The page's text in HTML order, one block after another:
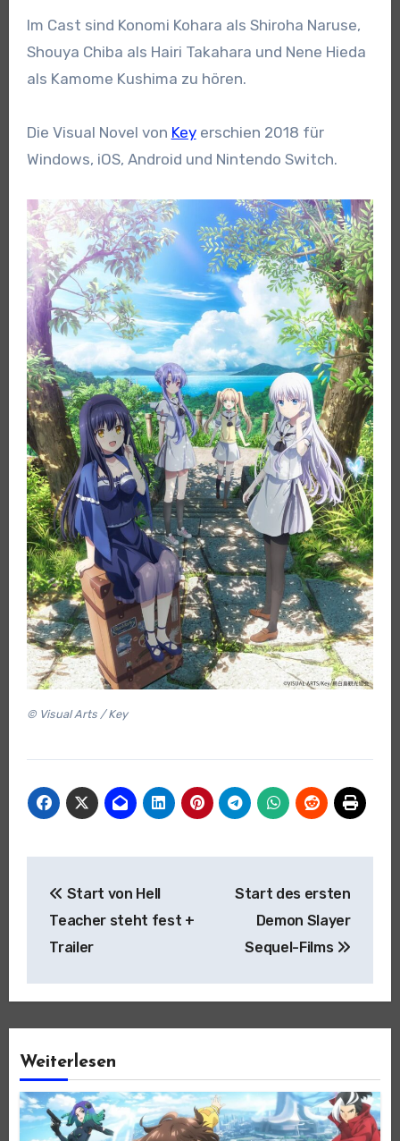
Im Cast sind Konomi Kohara als Shiroha Naruse,
Shouya Chiba als Hairi Takahara und Nene Hieda
als Kamome Kushima zu hören.
Die Visual Novel von Keyerschien 2018 für
Windows, iOS, Android und Nintendo Switch.
© Visual Arts / Key
Start von Hell
Teacher steht fest +
Trailer
Start des ersten
Demon Slayer
Sequel-Films
Weiterlesen